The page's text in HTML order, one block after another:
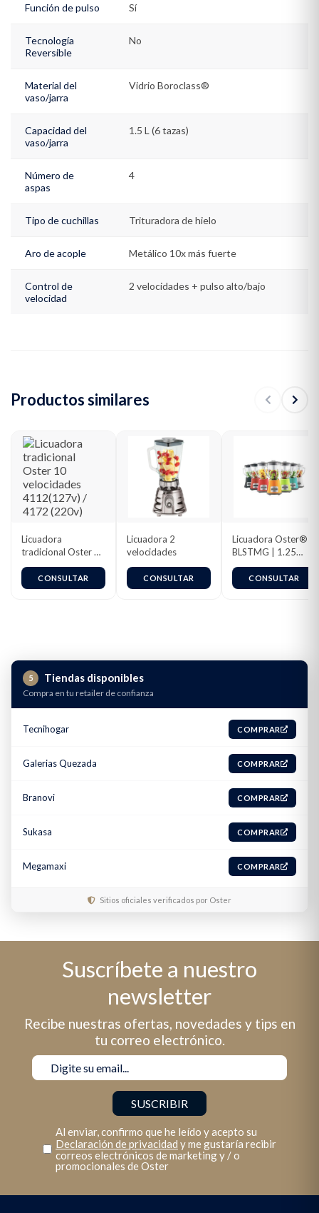
Función de pulso Sí
Tecnología
Reversible
No
Material del
vaso/jarra
Vidrio Boroclass®
Capacidad del
vaso/jarra
1.5 L (6 tazas)
Número de
aspas
4
Tipo de cuchillas Trituradora de hielo
Aro de acople Metálico 10x más fuerte
Control de
velocidad
2 velocidades + pulso alto/bajo
Productos similares
Licuadora
tradicional Oster 10
velocidades
4112(127v) / 4172
(220v)
CONSULTAR
Licuadora 2
velocidades
CONSULTAR
Licuadora Oster®
BLSTMG | 1.25
Litros
CONSULTAR
5 Tiendas disponibles
Compra en tu retailer de confianza
Tecnihogar COMPRAR
Galerias Quezada COMPRAR
Branovi COMPRAR
Sukasa COMPRAR
Megamaxi COMPRAR
Sitios oficiales verificados por Oster
Suscríbete a nuestro
newsletter
Recibe nuestras ofertas, novedades y tips en
tu correo electrónico.
Al enviar, confirmo que he leído y acepto su
Declaración de privacidad y me gustaría recibir
correos electrónicos de marketing y / o
promocionales de Oster